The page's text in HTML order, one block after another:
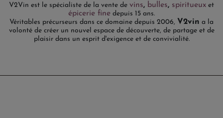
V2Vin est le spécialiste de la vente de vins, bulles, spiritueux et
épicerie fine depuis 15 ans.
Véritables précurseurs dans ce domaine depuis 2006, V2vin a la
volonté de créer un nouvel espace de découverte, de partage et de
plaisir dans un esprit d'exigence et de convivialité.